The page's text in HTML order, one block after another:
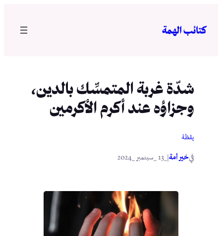
المحتوى
كتائب الهمة
شدّة غربة المتمسِّك بالدين،
وجزاؤه عند أكرم الأكرمين
يقظة
فيخير أمة